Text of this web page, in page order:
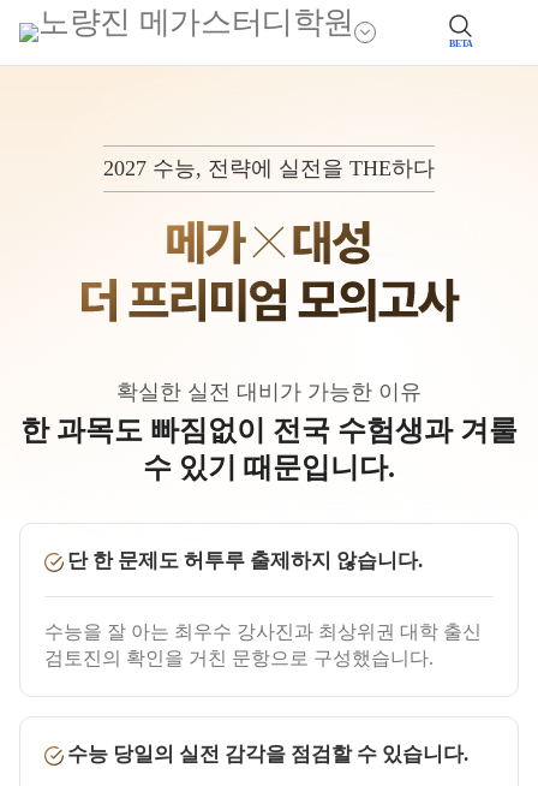
BETA
2027 수능, 전략에 실전을 THE하다
확실한 실전 대비가 가능한 이유
한 과목도 빠짐없이 전국 수험생과 겨룰
수 있기 때문입니다.
단 한 문제도 허투루 출제하지 않습니다.
수능을 잘 아는 최우수 강사진과 최상위권 대학 출신
검토진의 확인을 거친 문항으로 구성했습니다.
수능 당일의 실전 감각을 점검할 수 있습니다.